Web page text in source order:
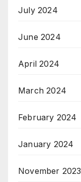
July 2024
June 2024
April 2024
March 2024
February 2024
January 2024
November 2023